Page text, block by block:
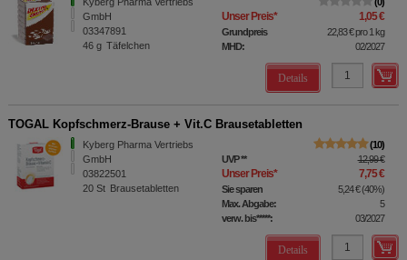
GmbH
03347891
46 g Täfelchen
Unser Preis* 1,05 €
Grundpreis 22,83 €pro 1 kg
MHD:
02/2027
Details
TOGAL Kopfschmerz-Brause + Vit.C Brausetabletten
Kyberg Pharma Vertriebs
GmbH
03822501
20 St Brausetabletten
10
UVP** 12,99 €
Unser Preis* 7,75 €
Sie sparen 5,24 €(40%)
Max. Abgabe:
5
verw. bis*****:
03/2027
Details